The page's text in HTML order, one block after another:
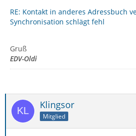
RE: Kontakt in anderes Adressbuch
Synchronisation schlägt fehl
Gruß
EDV-Oldi
Klingsor
Mitglied